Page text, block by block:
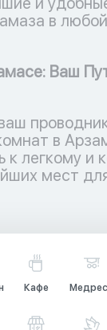
в
Ваш
в
к легкому и
мест
Кафе